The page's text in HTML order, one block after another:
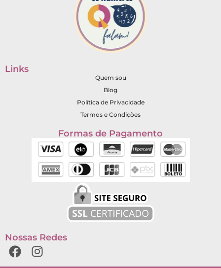
Mapa Numerológico Pessoal
Adicionar ao carrinho
Em até 12x deR$
Links
Quem sou
Blog
Política de Privacidade
Termos e Condições
Formas de Pagamento
Nossas Redes